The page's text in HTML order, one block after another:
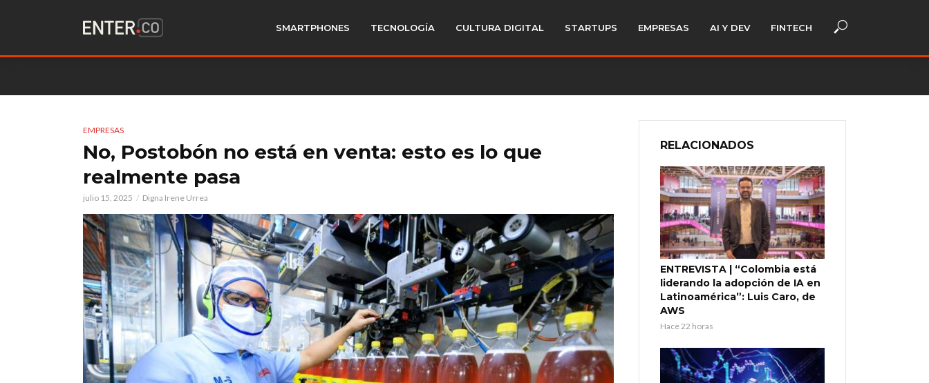
SMARTPHONES TECNOLOGÍA CULTURA DIGITAL STARTUPS EMPRESAS AI Y DEV FINTECH
EMPRESAS
No, Postobón no está en venta: esto es lo que
realmente pasa
julio 15, 2025 Digna Irene Urrea
RELACIONADOS
ENTREVISTA | “Colombia está
liderando la adopción de IA en
Latinoamérica”: Luis Caro, de
AWS
Hace 22 horas